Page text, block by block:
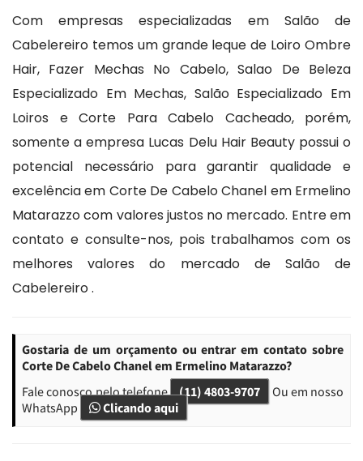
Com empresas especializadas em Salão de
Cabelereiro temos um grande leque de Loiro Ombre
Hair, Fazer Mechas No Cabelo, Salao De Beleza
Especializado Em Mechas, Salão Especializado Em
Loiros e Corte Para Cabelo Cacheado, porém,
somente a empresa Lucas Delu Hair Beauty possui o
potencial necessário para garantir qualidade e
excelência em Corte De Cabelo Chanel em Ermelino
Matarazzo com valores justos no mercado. Entre em
contato e consulte-nos, pois trabalhamos com os
melhores valores do mercado de Salão de
Cabelereiro .
Gostaria de um orçamento ou entrar em contato sobre
Corte De Cabelo Chanel em Ermelino Matarazzo?
Fale conosco pelo telefone (11) 4803-9707
Ou em nosso
WhatsApp
Clicando aqui